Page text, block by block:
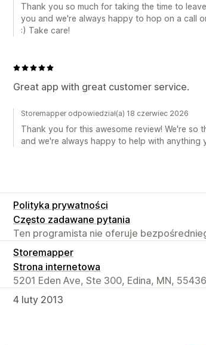
Thank you so much for taking the time to
you and we're always happy to hop on a call
:) Take care!
Great app with great customer service.
Storemapper odpowiedział(a) 18 czerwiec 2026
Thank you for this awesome review! We're so
and we're always happy to help with anything
Polityka prywatności
Często zadawane pytania
Ten programista nie oferuje
Storemapper
Strona internetowa
5201 Eden Ave, Ste 300, Edina, MN,
4 luty 2013